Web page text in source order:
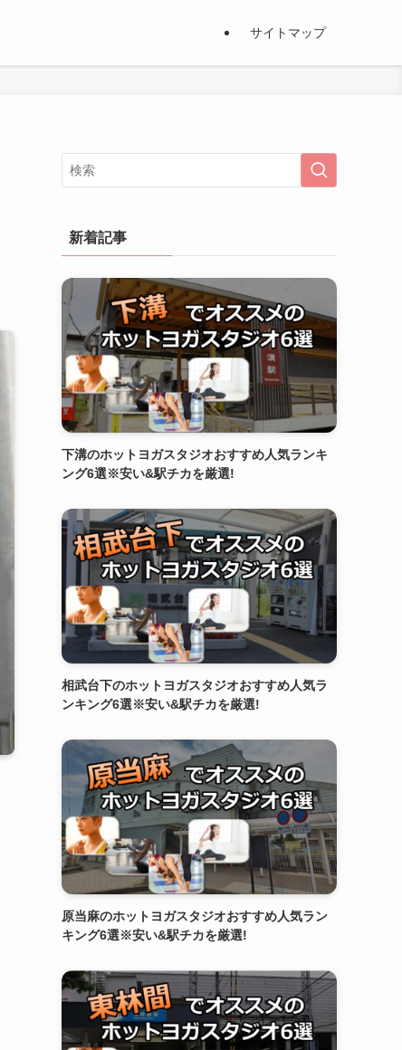
サイトマップ
新着記事
下溝のホットヨガスタジオおすすめ人気ランキ
ング6選※安い&駅チカを厳選!
相武台下のホットヨガスタジオおすすめ人気ラ
ンキング6選※安い&駅チカを厳選!
原当麻のホットヨガスタジオおすすめ人気ラン
キング6選※安い&駅チカを厳選!